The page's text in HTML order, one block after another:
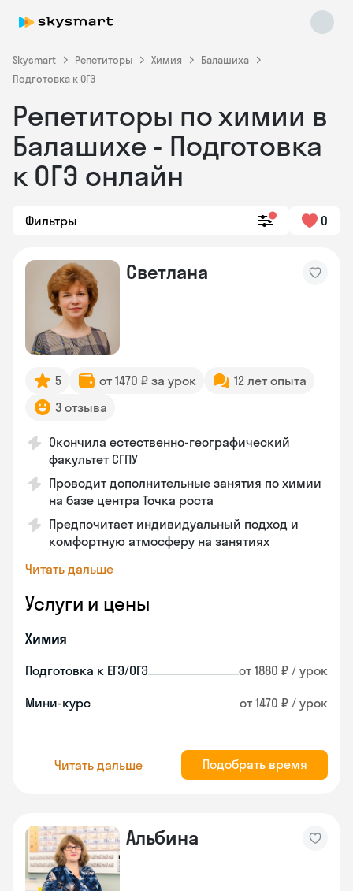
Skysmart Репетиторы Химия
Балашиха
Подготовка к ОГЭ
Репетиторы по химии в
Балашихе - Подготовка
к ОГЭ онлайн
Фильтры 0
Светлана
5 от 1470 ₽ за урок
12 лет опыта
3 отзыва
Окончила естественно-географический
факультет СГПУ
Проводит дополнительные занятия по химии
на базе центра Точка роста
Предпочитает индивидуальный подход и
комфортную атмосферу на занятиях
Читать дальше
Услуги и цены
Химия
Подготовка к ЕГЭ/ОГЭ от 1880 ₽ / урок
Мини-курс от 1470 ₽ / урок
Читать дальше Подобрать время
Альбина
online